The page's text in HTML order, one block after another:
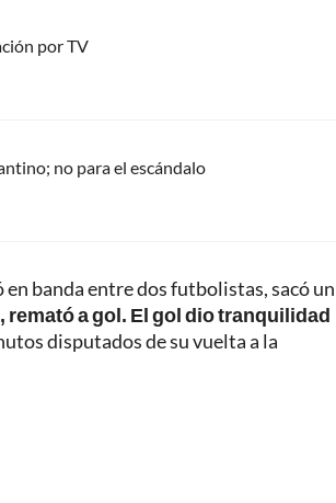
por TV
no para el escándalo
banda entre dos futbolistas, sacó un
a gol. El gol dio tranquilidad
disputados de su vuelta a la